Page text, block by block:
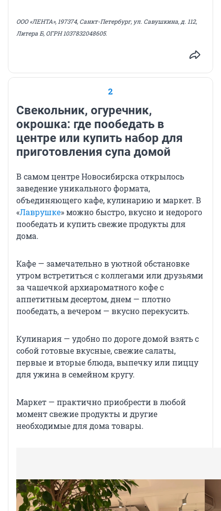
ООО «ЛЕНТА», 197374, Санкт-Петербург, ул. Савушкина, д. 112,
Литера Б, ОГРН 1037832048605.
2
Свекольник, огуречник,
окрошка: где пообедать в
центре или купить набор для
приготовления супа домой
В самом центре Новосибирска открылось
заведение уникального формата,
объединяющего кафе, кулинарию и маркет. В
«Лаврушке» можно быстро, вкусно и недорого
пообедать и купить свежие продукты для
дома.
Кафе — замечательно в уютной обстановке
утром встретиться с коллегами или друзьями
за чашечкой архиароматного кофе с
аппетитным десертом, днем — плотно
пообедать, а вечером — вкусно перекусить.
Кулинария — удобно по дороге домой взять с
собой готовые вкусные, свежие салаты,
первые и вторые блюда, выпечку или пиццу
для ужина в семейном кругу.
Маркет — практично приобрести в любой
момент свежие продукты и другие
необходимые для дома товары.